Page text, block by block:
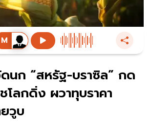
นก “สหรัฐ-บราซิล” กด
ลกดิ่ง ผวาทุบราคา
วูบ